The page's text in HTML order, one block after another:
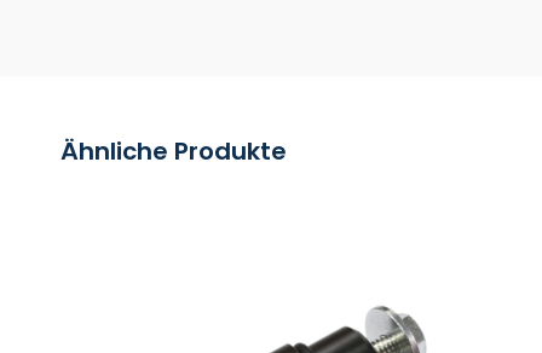
Ähnliche Produkte